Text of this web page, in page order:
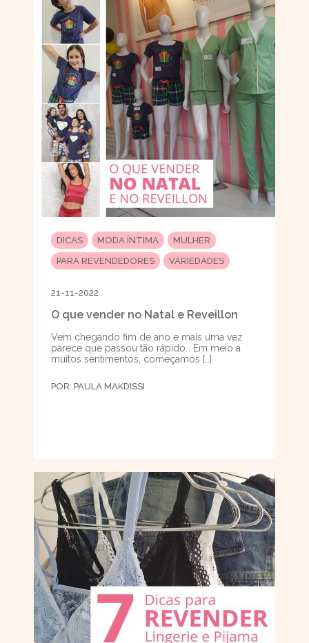
DICAS MODA ÍNTIMA
MULHER
PARA REVENDEDORES
VARIEDADES
21-11-2022
O que vender no Natal e Reveillon
Vem chegando fim de ano e mais uma vez
parece que passou tão rápido… Em meio a
muitos sentimentos, começamos […]
POR: PAULA MAKDISSI